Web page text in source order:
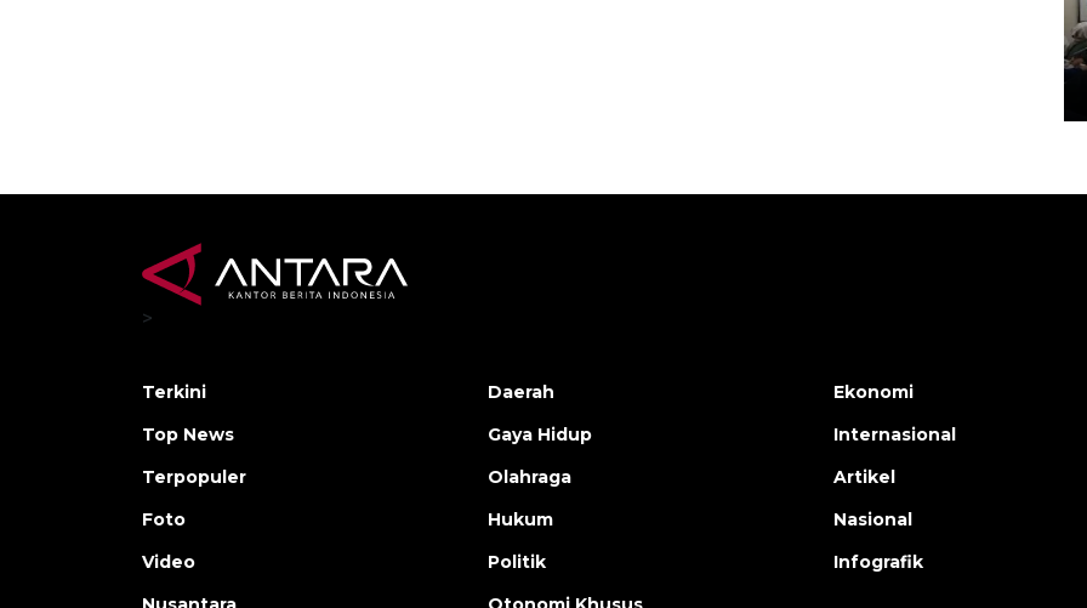
>
Terkini
Top News
Terpopuler
Foto
Video
Daerah
Gaya Hidup
Olahraga
Hukum
Politik
Ekonomi
Internasional
Artikel
Nasional
Infografik